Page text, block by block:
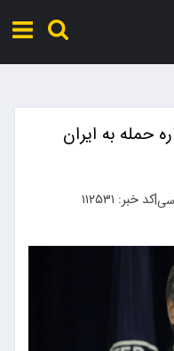
حمله به ایران
|کد خبر: ۱۱۲۵۳۱